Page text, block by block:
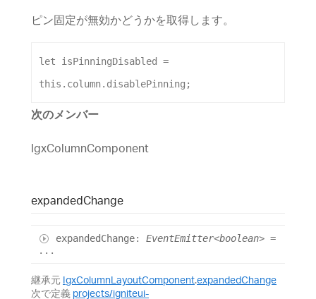
ピン固定が無効かどうかを取得します。
let isPinningDisabled
this . column. disablePinning ;
次のメンバー
IgxColumnComponent
expandedChange
expandedChange: EventEmitter<boolean> =
...
継承元 IgxColumnLayoutComponent.expandedChange
次で定義 projects/igniteui-